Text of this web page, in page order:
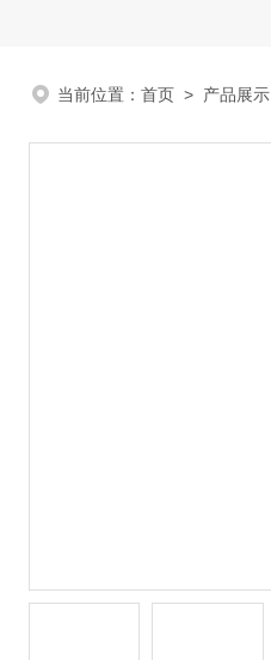
当前位置： 首页 > 产品展示